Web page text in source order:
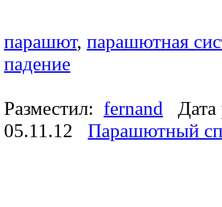
парашют, парашютная
падение
Разместил: fernand Дата
05.11.12 Парашютный